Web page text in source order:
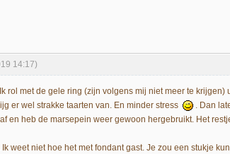
14:17)
rol met de gele ring (zijn volgens mij niet meer te krijgen)
er wel strakke taarten van. En minder stress
. Dan
en heb de marsepein weer gewoon hergebruikt. Het
weet niet hoe het met fondant gast. Je zou een stukje